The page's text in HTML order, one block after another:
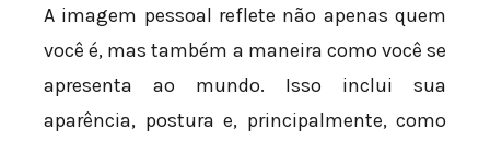
A imagem pessoal reflete não apenas quem
você é, mas também a maneira como você se
apresenta ao mundo. Isso inclui sua
aparência, postura e, principalmente, como